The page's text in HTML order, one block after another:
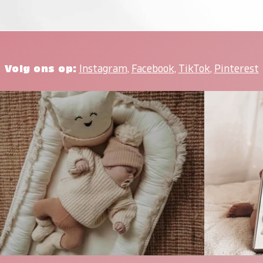
Volg ons op: Instagram, Facebook, TikTok, Pinterest